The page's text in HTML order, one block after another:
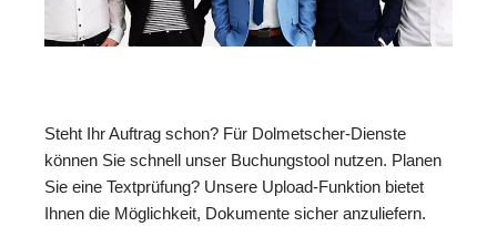
Steht Ihr Auftrag schon? Für Dolmetscher-Dienste
können Sie schnell unser Buchungstool nutzen. Planen
Sie eine Textprüfung? Unsere Upload-Funktion bietet
Ihnen die Möglichkeit, Dokumente sicher anzuliefern.